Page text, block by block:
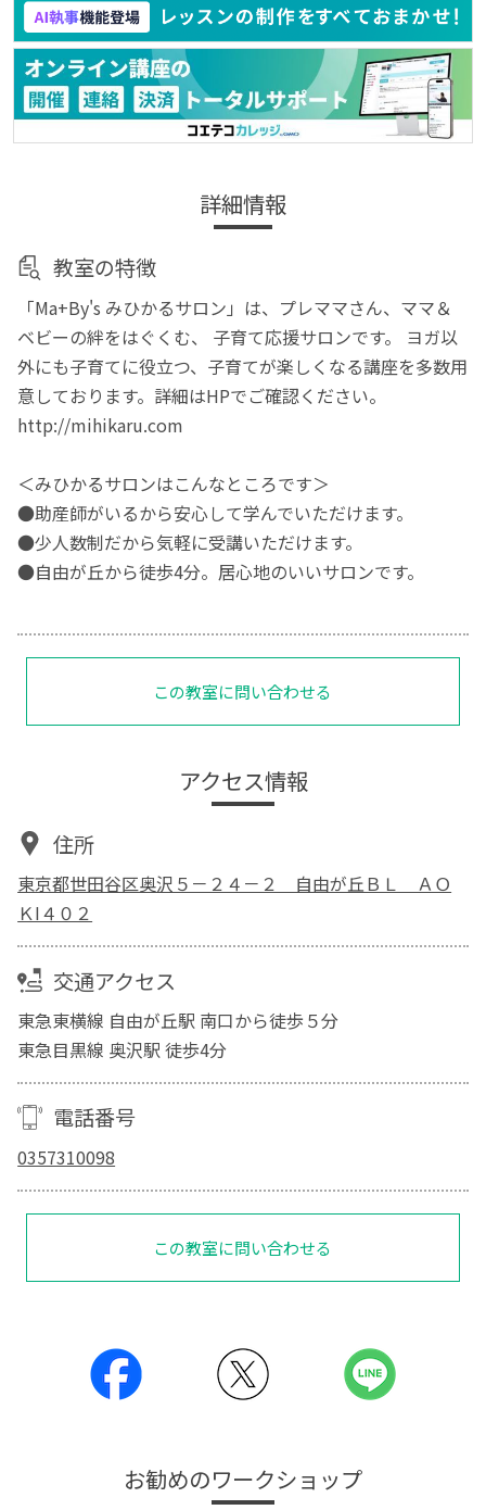
詳細情報
教室の特徴
「Ma+By's みひかるサロン」は、プレママさん、ママ＆
ベビーの絆をはぐくむ、 子育て応援サロンです。 ヨガ以
外にも子育てに役立つ、子育てが楽しくなる講座を多数用
意しております。詳細はHPでご確認ください。
http://mihikaru.com
＜みひかるサロンはこんなところです＞
●助産師がいるから安心して学んでいただけます。
●少人数制だから気軽に受講いただけます。
●自由が丘から徒歩4分。居心地のいいサロンです。
この教室に問い合わせる
アクセス情報
住所
東京都世田谷区奥沢５－２４－２ 自由が丘ＢＬ ＡＯ
ＫI４０２
交通アクセス
東急東横線 自由が丘駅 南口から徒歩５分
東急目黒線 奥沢駅 徒歩4分
電話番号
0357310098
この教室に問い合わせる
お勧めのワークショップ